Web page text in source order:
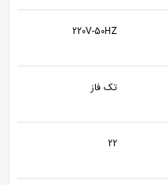
220V-50HZ